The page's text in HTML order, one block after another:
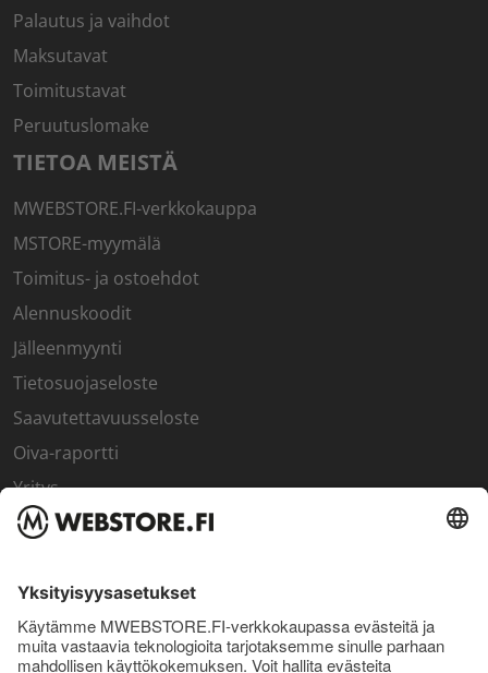
Palautus ja vaihdot
Maksutavat
Toimitustavat
Peruutuslomake
TIETOA MEISTÄ
MWEBSTORE.FI-verkkokauppa
MSTORE-myymälä
Toimitus- ja ostoehdot
Alennuskoodit
Jälleenmyynti
Tietosuojaseloste
Saavutettavuusseloste
Oiva-raportti
Yritys
SISÄPIIRI
Sisäpiirin bonusohjelma
Uutiskirje